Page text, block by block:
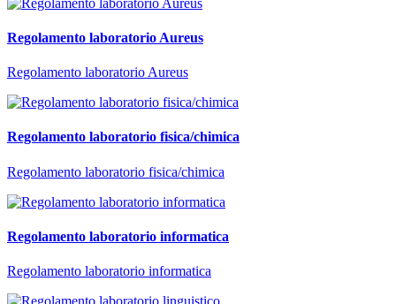
Regolamento laboratorio Aureus
Regolamento laboratorio Aureus
Regolamento laboratorio fisica/chimica
Regolamento laboratorio fisica/chimica
Regolamento laboratorio informatica
Regolamento laboratorio informatica